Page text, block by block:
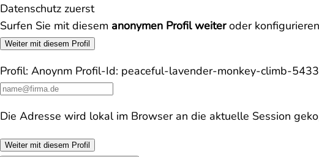
Datenschutz zuerst
Surfen Sie mit diesem anonymen Profil weiteroder
Weiter mit diesem Profil
Profil: Anoynm Profil-Id: peaceful-lavender-monkey-climb-5433
Die Adresse wird lokal im Browser an die aktuelle Session
Weiter mit diesem Profil